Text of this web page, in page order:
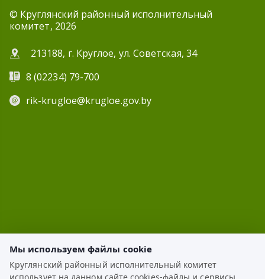
© Круглянский районный исполнительный
комитет, 2026
213188, г. Круглое, ул. Советская, 34
8 (02234) 79-700
rik-krugloe@krugloe.gov.by
Мы используем файлы cookie
Круглянский районный исполнительный комитет